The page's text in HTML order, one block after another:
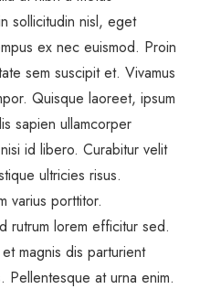
sollicitudin nisl, eget
ex nec euismod. Proin
sem suscipit et. Vivamus
Quisque laoreet, ipsum
sapien ullamcorper
id libero. Curabitur velit
ultricies risus.
varius porttitor.
rutrum lorem efficitur sed.
magnis dis parturient
Pellentesque at urna enim.